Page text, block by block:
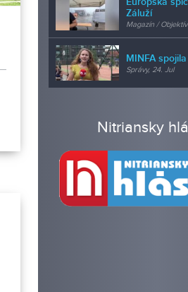
Záluží
Magazín /
MINFA
Správy, 24. Jul
Nitriansky